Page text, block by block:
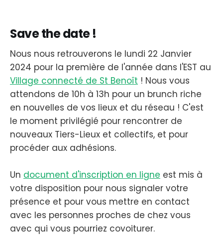
Save the date !
Nous nous retrouverons le lundi 22 Janvier
2024 pour la première de l'année dans l'EST au
Village connecté de St Benoît ! Nous vous
attendons de 10h à 13h pour un brunch riche
en nouvelles de vos lieux et du réseau ! C'est
le moment privilégié pour rencontrer de
nouveaux Tiers-Lieux et collectifs, et pour
procéder aux adhésions.
Un document d'inscription en ligne est mis à
votre disposition pour nous signaler votre
présence et pour vous mettre en contact
avec les personnes proches de chez vous
avec qui vous pourriez covoiturer.